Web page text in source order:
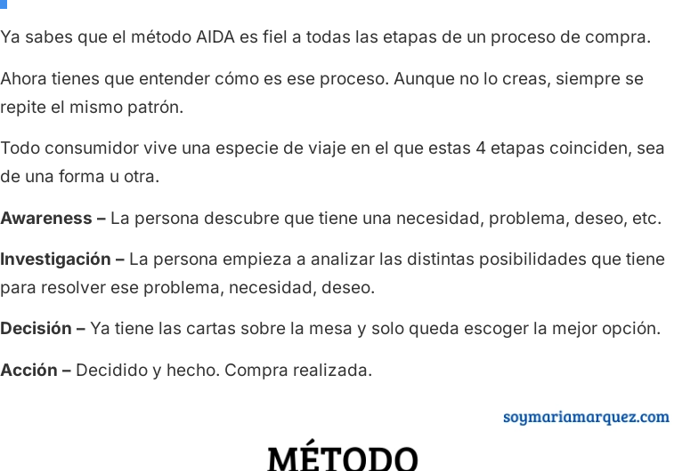
Ya sabes que el método AIDA es fiel a todas las etapas de un proceso de compra.
Ahora tienes que entender cómo es ese proceso. Aunque no lo creas, siempre se
repite el mismo patrón.
Todo consumidor vive una especie de viaje en el que estas 4 etapas coinciden, sea
de una forma u otra.
Awareness – La persona descubre que tiene una necesidad, problema, deseo, etc.
Investigación – La persona empieza a analizar las distintas posibilidades que tiene
para resolver ese problema, necesidad, deseo.
Decisión – Ya tiene las cartas sobre la mesa y solo queda escoger la mejor opción.
Acción – Decidido y hecho. Compra realizada.